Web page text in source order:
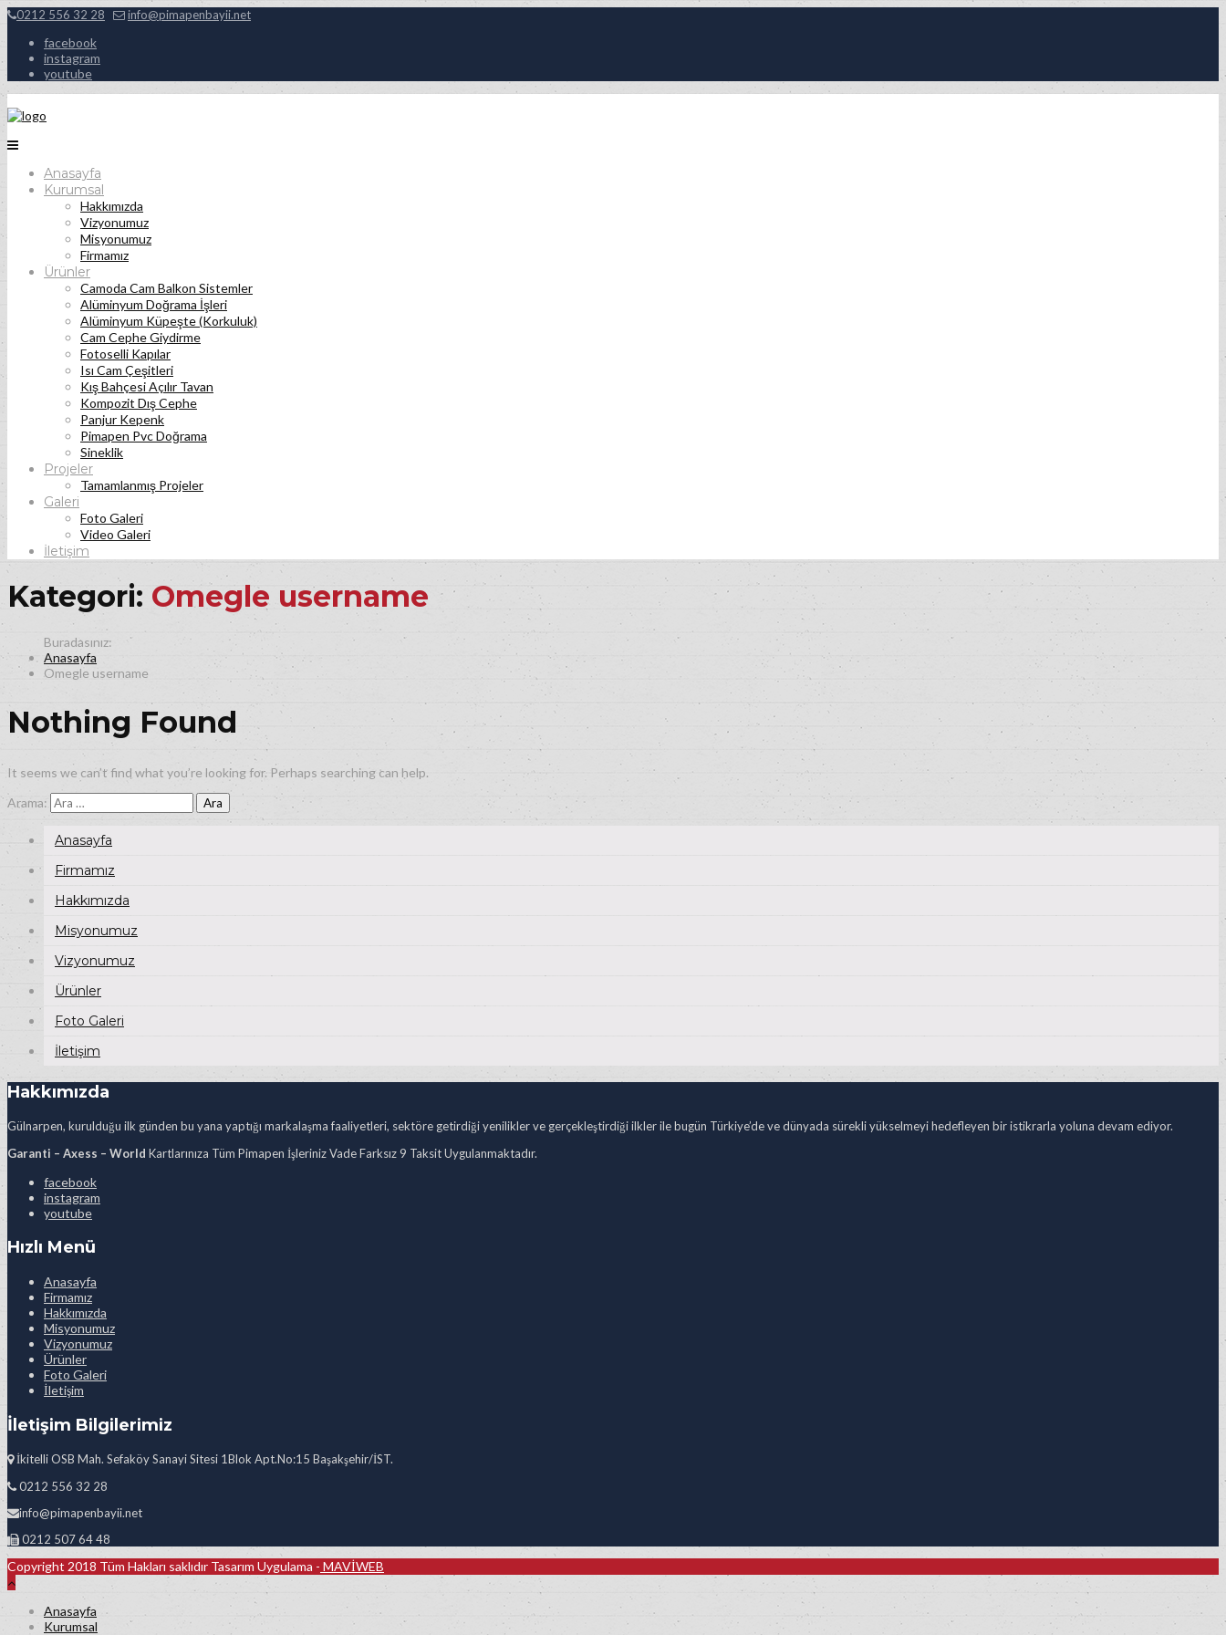
0212 556 32 28 info@pimapenbayii.net
facebook
instagram
youtube
Anasayfa
Kurumsal
Hakkımızda
Vizyonumuz
Misyonumuz
Firmamız
Ürünler
Camoda Cam Balkon Sistemler
Alüminyum Doğrama İşleri
Alüminyum Küpeşte (Korkuluk)
Cam Cephe Giydirme
Fotoselli Kapılar
Isı Cam Çeşitleri
Kış Bahçesi Açılır Tavan
Kompozit Dış Cephe
Panjur Kepenk
Pimapen Pvc Doğrama
Sineklik
Projeler
Tamamlanmış Projeler
Galeri
Foto Galeri
Video Galeri
İletişim
Kategori: Omegle username
Anasayfa
Omegle username
Nothing Found
It seems we can’t find what you’re looking for. Perhaps searching can help.
Arama:
Anasayfa
Firmamız
Hakkımızda
Misyonumuz
Vizyonumuz
Ürünler
Foto Galeri
İletişim
Hakkımızda
Gülnarpen, kurulduğu ilk günden bu yana yaptığı markalaşma faaliyetleri, sektöre getirdiği yenilikler ve gerçekleştirdiği ilkler ile bugün Türkiye’de ve dünyada sürekli yükselmeyi hedefleyen bir istikrarla yoluna devam ediyor.
Garanti – Axess – World Kartlarınıza Tüm Pimapen İşleriniz Vade Farksız 9 Taksit Uygulanmaktadır.
facebook
instagram
youtube
Hızlı Menü
Anasayfa
Firmamız
Hakkımızda
Misyonumuz
Vizyonumuz
Ürünler
Foto Galeri
İletişim
İletişim Bilgilerimiz
İkitelli OSB Mah. Sefaköy Sanayi Sitesi 1Blok Apt.No:15 Başakşehir/İST.
0212 556 32 28
info@pimapenbayii.net
0212 507 64 48
Copyright 2018 Tüm Hakları saklıdır Tasarım Uygulama - MAVİWEB
Anasayfa
Kurumsal